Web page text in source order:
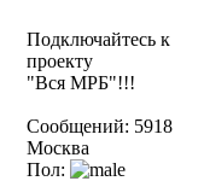
Подключайтесь к
проекту
"Вся МРБ"!!!
Сообщений: 5918
Москва
Пол: